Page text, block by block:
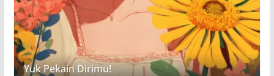
Yuk Pekain Dirimu!